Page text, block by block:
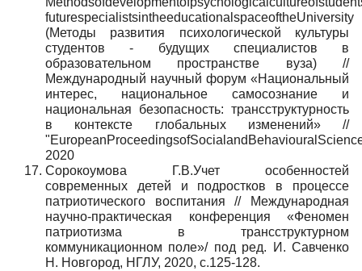
futurespecialistsintheeducationalspaceoftheUniversity
(Методы развития психологической культуры
студентов - будущих специалистов в
образовательном пространстве вуза) //
Международный научный форум «Национальный
интерес, национальное самосознание и
национальная безопасность: трансструктурность
в контексте глобальных изменений» //
2020
Сорокоумова Г.В.Учет особенностей
современных детей и подростков в процессе
патриотического воспитания // Международная
научно-практическая конференция «Феномен
патриотизма в трансструктурном
коммуникационном поле»/ под ред. И. Савченко
Н. Новгород, НГЛУ, 2020, с.125-128.